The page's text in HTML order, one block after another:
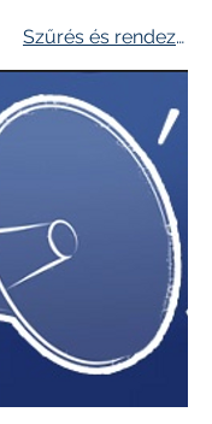
Szűrés és rendezés